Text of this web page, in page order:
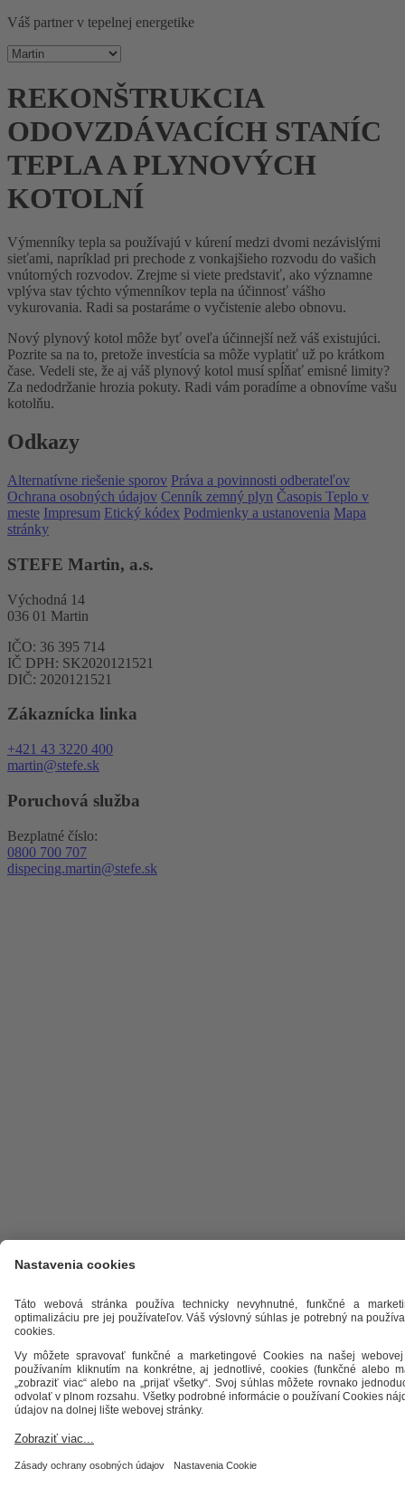
Váš partner v tepelnej energetike
REKONŠTRUKCIA
ODOVZDÁVACÍCH STANÍC
TEPLA A PLYNOVÝCH
KOTOLNÍ
Výmenníky tepla sa používajú v kúrení medzi dvomi nezávislými
sieťami, napríklad pri prechode z vonkajšieho rozvodu do vašich
vnútorných rozvodov. Zrejme si viete predstaviť, ako významne
vplýva stav týchto výmenníkov tepla na účinnosť vášho
vykurovania. Radi sa postaráme o vyčistenie alebo obnovu.
Nový plynový kotol môže byť oveľa účinnejší než váš existujúci.
Pozrite sa na to, pretože investícia sa môže vyplatiť už po krátkom
čase. Vedeli ste, že aj váš plynový kotol musí spĺňať emisné limity?
Za nedodržanie hrozia pokuty. Radi vám poradíme a obnovíme vašu
kotolňu.
Odkazy
Alternatívne riešenie sporov Práva a povinnosti odberateľov
Ochrana osobných údajov Cenník zemný plyn Časopis Teplo v
meste Impresum Etický kódex Podmienky a ustanovenia Mapa
stránky
STEFE Martin, a.s.
Východná 14
036 01 Martin
IČO: 36 395 714
IČ DPH: SK2020121521
DIČ: 2020121521
Zákaznícka linka
+421 43 3220 400
martin@stefe.sk
Poruchová služba
Bezplatné číslo:
0800 700 707
dispecing.martin@stefe.sk